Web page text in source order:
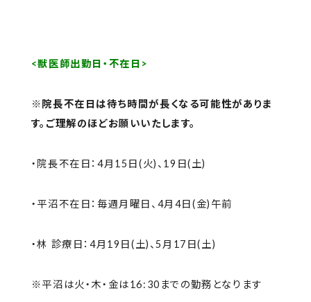
<獣医師出勤日・不在日>
※院長不在日は待ち時間が長くなる可能性がありま
す。ご理解のほどお願いいたします。
・院長不在日：4月15日(火)、19日(土)
・平沼不在日：毎週月曜日、4月4日(金)午前
・林 診療日：4月19日(土)、5月17日(土)
※平沼は火・木・金は16:30までの勤務となります